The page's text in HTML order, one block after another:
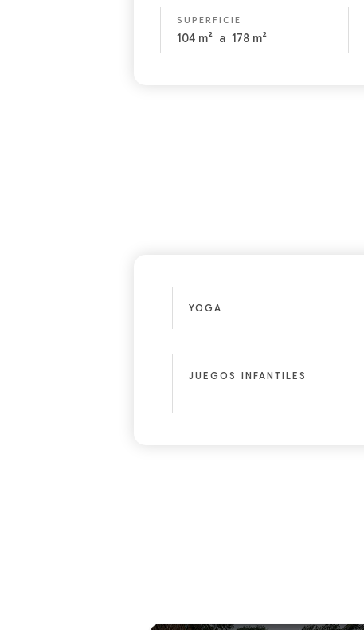
SUPERFICIE
104 m² a 178 m²
YOGA
JUEGOS INFANTILES